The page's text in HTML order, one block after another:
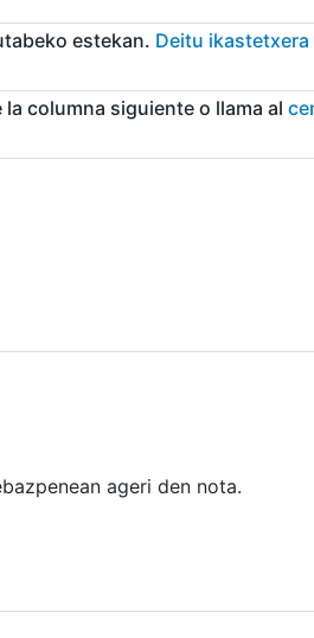
estekan. Deitu ikastetxera
columna siguiente o llama al
ageri den nota.